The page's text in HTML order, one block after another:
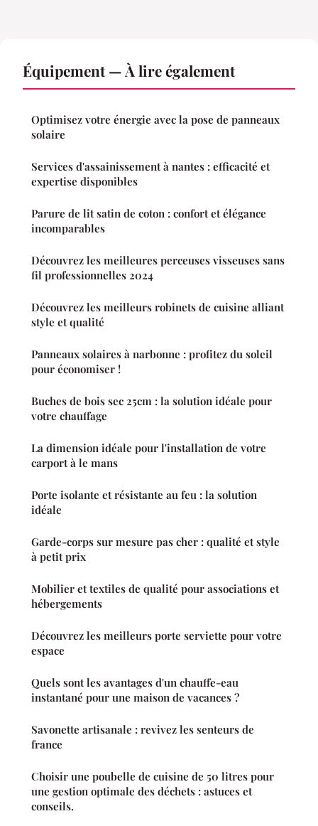
Équipement — À lire également
Optimisez votre énergie avec la pose de panneaux
solaire
Services d'assainissement à nantes : efficacité et
expertise disponibles
Parure de lit satin de coton : confort et élégance
incomparables
Découvrez les meilleures perceuses visseuses sans
fil professionnelles 2024
Découvrez les meilleurs robinets de cuisine alliant
style et qualité
Panneaux solaires à narbonne : profitez du soleil
pour économiser !
Buches de bois sec 25cm : la solution idéale pour
votre chauffage
La dimension idéale pour l'installation de votre
carport à le mans
Porte isolante et résistante au feu : la solution
idéale
Garde-corps sur mesure pas cher : qualité et style
à petit prix
Mobilier et textiles de qualité pour associations et
hébergements
Découvrez les meilleurs porte serviette pour votre
espace
Quels sont les avantages d'un chauffe-eau
instantané pour une maison de vacances ?
Savonette artisanale : revivez les senteurs de
france
Choisir une poubelle de cuisine de 50 litres pour
une gestion optimale des déchets : astuces et
conseils.